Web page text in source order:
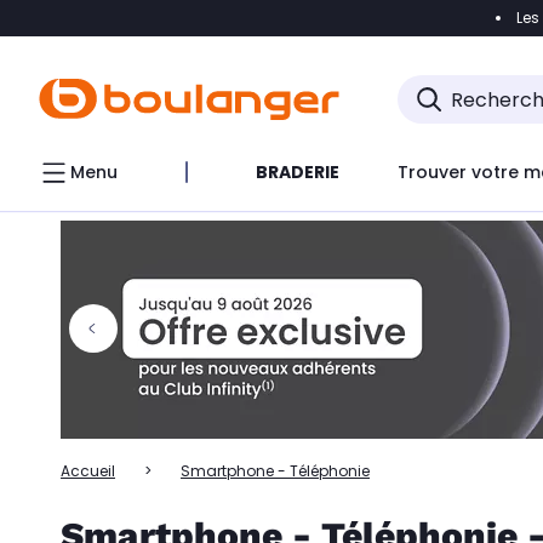
Accéder
Accéder directement au chatbot
Menu BRADERIE Trouver votre
Accueil Smartphone - Téléphonie